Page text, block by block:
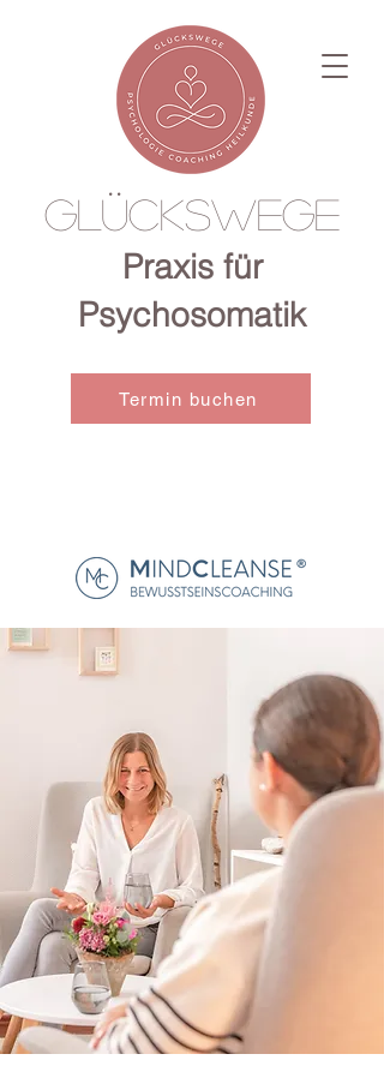
Glückswege
Praxis für
Psychosomatik
Termin buchen
Raus aus deinem
Gedankenkarussell.
Rein ins Glück.